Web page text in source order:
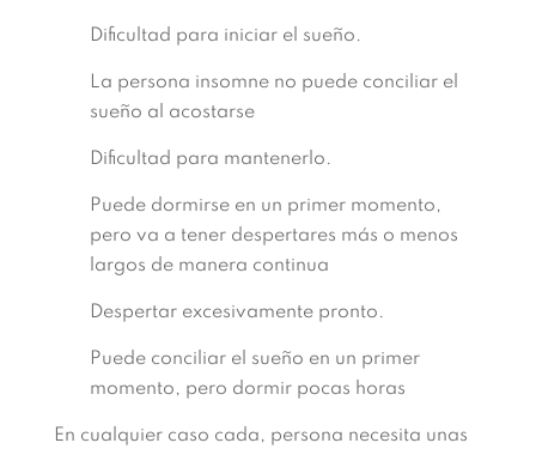
Dificultad para iniciar el sueño.
La persona insomne no puede conciliar el
sueño al acostarse
Dificultad para mantenerlo.
Puede dormirse en un primer momento,
pero va a tener despertares más o menos
largos de manera continua
Despertar excesivamente pronto.
Puede conciliar el sueño en un primer
momento, pero dormir pocas horas
En cualquier caso cada, persona necesita unas